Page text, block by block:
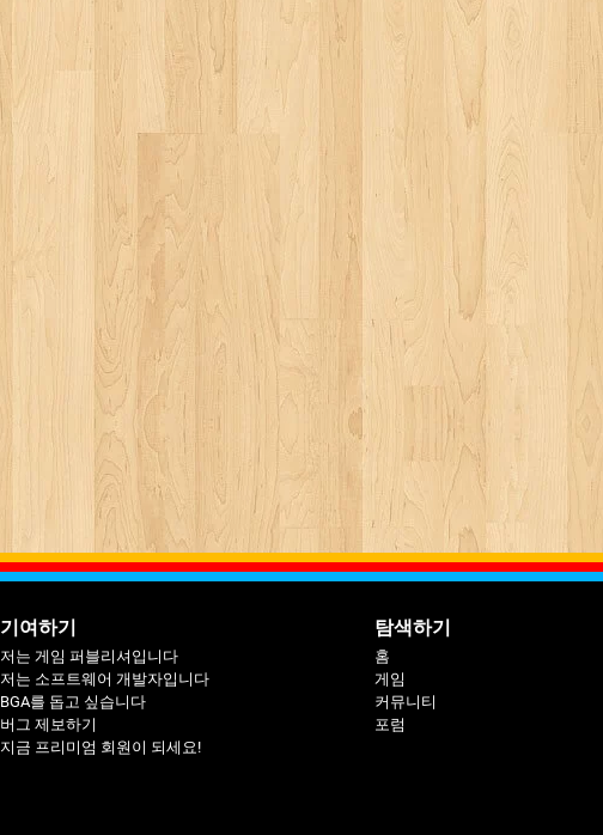
기여하기
저는 게임 퍼블리셔입니다
저는 소프트웨어 개발자입니다
BGA를 돕고 싶습니다
버그 제보하기
지금 프리미엄 회원이 되세요!
탐색하기
홈
게임
커뮤니티
포럼